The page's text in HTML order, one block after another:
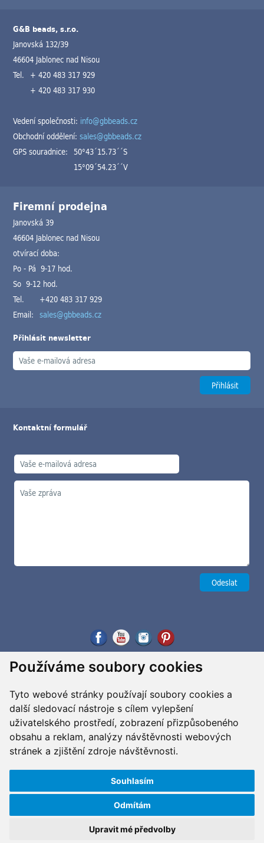
Používáme soubory cookies
Tyto webové stránky používají soubory cookies a
další sledovací nástroje s cílem vylepšení
uživatelského prostředí, zobrazení přizpůsobeného
obsahu a reklam, analýzy návštěvnosti webových
stránek a zjištění zdroje návštěvnosti.
Souhlasím
Odmítám
Upravit mé předvolby
G&B beads, s.r.o.
Janovská 132/39
46604 Jablonec nad Nisou
Tel. + 420 483 317 929
+ 420 483 317 930
Vedení společnosti: info@gbbeads.cz
Obchodní oddělení:sales@gbbeads.cz
GPS souradnice: 50°43´15.73´´S
15°09´54.23´´V
Firemní prodejna
Janovská 39
46604 Jablonec nad Nisou
otvírací doba:
Po - Pá 9-17 hod.
So 9-12 hod.
Tel.
+420 483 317 929
Email: sales@gbbeads.cz
Přihlásit newsletter
Kontaktní formulář
Copyright ©2026 G&B Beads, s.r.o., vyrobilSimopt, s.r.o.
Všechna práva vyhrazena / All rights reserved